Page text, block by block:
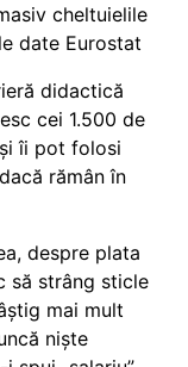
cheltuielile
date Eurostat
didactică
cei 1.500 de
îi pot folosi
rămân în
despre plata
să strâng sticle
mai mult
niște